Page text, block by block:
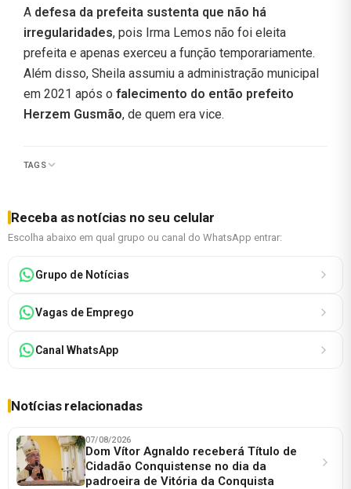
A defesa da prefeita sustenta que não há
irregularidades, pois Irma Lemos não foi eleita
prefeita e apenas exerceu a função temporariamente.
Além disso, Sheila assumiu a administração municipal
em 2021 após o falecimento do então prefeito
Herzem Gusmão, de quem era vice.
TAGS
Receba as notícias no seu celular
Escolha abaixo em qual grupo ou canal do WhatsApp entrar:
Grupo de Notícias
Vagas de Emprego
Canal WhatsApp
Notícias relacionadas
07/08/2026
Dom Vítor Agnaldo receberá Título de
Cidadão Conquistense no dia da
padroeira de Vitória da Conquista